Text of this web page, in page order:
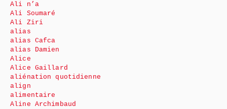
Ali n’a
Ali Soumaré
Ali Ziri
alias
alias Cafca
alias Damien
Alice
Alice Gaillard
aliénation quotidienne
align
alimentaire
Aline Archimbaud